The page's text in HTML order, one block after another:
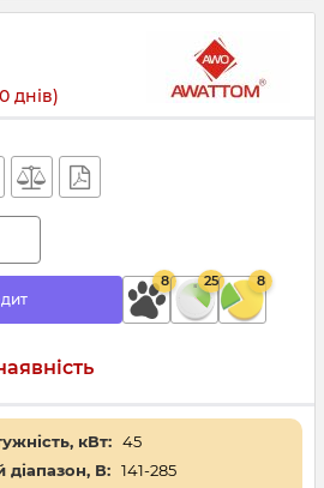
днів)
8 25 8
кВт: 45
діапазон, В: 141-285